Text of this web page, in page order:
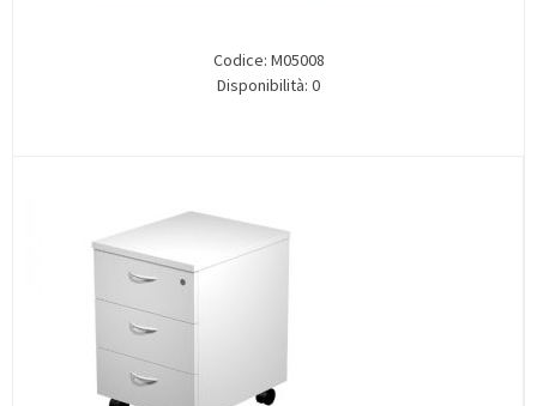
Codice: M05008
Disponibilità: 0